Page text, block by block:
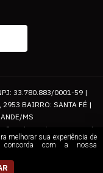
33.780.883/0001-59 |
BAIRRO: SANTA FÉ |
MS
descontos e prazos de
compras via internet. As
da Loja. É proibida a
autorização.
melhorar sua experiência de
concorda com a nossa